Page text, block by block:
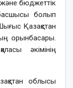
және бюджеттік
болып
Қазақстан
орынбасары.
әкімінің
облысы